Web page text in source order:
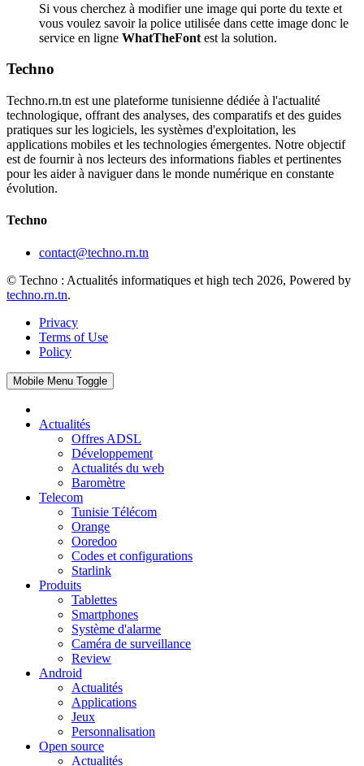
Si vous cherchez à modifier une image qui porte du texte et
vous voulez savoir la police utilisée dans cette image donc le
service en ligne WhatTheFont est la solution.
Techno
Techno.rn.tn est une plateforme tunisienne dédiée à l'actualité
technologique, offrant des analyses, des comparatifs et des guides
pratiques sur les logiciels, les systèmes d'exploitation, les
applications mobiles et les technologies émergentes. Notre objectif
est de fournir à nos lecteurs des informations fiables et pertinentes
pour les aider à naviguer dans le monde numérique en constante
évolution.
Techno
contact@techno.rn.tn
© Techno : Actualités informatiques et high tech 2026, Powered by
techno.rn.tn.
Privacy
Terms of Use
Policy
Mobile Menu Toggle
Actualités
Offres ADSL
Développement
Actualités du web
Baromètre
Telecom
Tunisie Télécom
Orange
Ooredoo
Codes et configurations
Starlink
Produits
Tablettes
Smartphones
Système d'alarme
Caméra de surveillance
Review
Android
Actualités
Applications
Jeux
Personnalisation
Open source
Actualités